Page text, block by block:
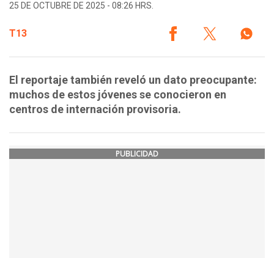
25 DE OCTUBRE DE 2025 - 08:26 HRS.
T13
El reportaje también reveló un dato preocupante:
muchos de estos jóvenes se conocieron en
centros de internación provisoria.
PUBLICIDAD